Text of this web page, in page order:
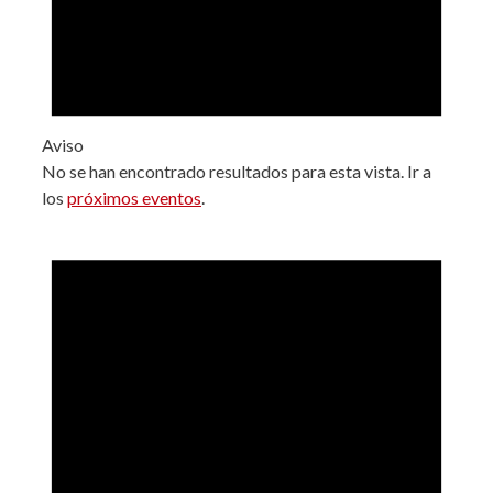
Aviso
No se han encontrado resultados para esta vista. Ir a
los próximos eventos